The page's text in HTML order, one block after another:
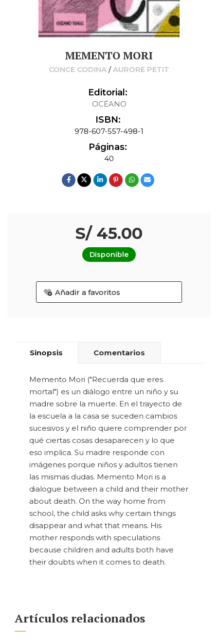
MEMENTO MORI
CONCE CODINA /AURORE PETIT
Editorial:
OCÉANO
ISBN:
978-607-557-498-1
Páginas:
40
S/ 45.00
Disponible
Añadir a favoritos
Sinopsis Comentarios
Memento Mori ("Recuerda que eres
mortal") es un diálogo entre un niño y su
madre sobre la muerte. En el trayecto de
la escuela a la casa se suceden cambios
sucesivos y el niño quiere comprender por
qué ciertas cosas desaparecen y lo que
eso implica. Su madre responde con
imágenes porque niños y adultos tienen
las mismas dudas. Memento Mori is a
dialogue between a child and their mother
about death. On the way home from
school, the child asks why certain things
disappear and what that means. His
mother responds with speculations
because children and adults both have
their doubts when it comes to death.
Artículos relacionados